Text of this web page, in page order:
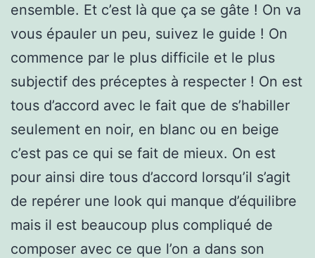
ensemble. Et c’est là que ça se gâte ! On va
vous épauler un peu, suivez le guide ! On
commence par le plus difficile et le plus
subjectif des préceptes à respecter ! On est
tous d’accord avec le fait que de s’habiller
seulement en noir, en blanc ou en beige
c’est pas ce qui se fait de mieux. On est
pour ainsi dire tous d’accord lorsqu’il s’agit
de repérer une look qui manque d’équilibre
mais il est beaucoup plus compliqué de
composer avec ce que l’on a dans son